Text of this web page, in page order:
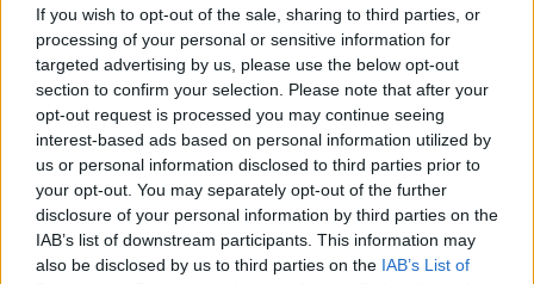
If you wish to opt-out of the sale, sharing to third parties, or
processing of your personal or sensitive information for
targeted advertising by us, please use the below opt-out
section to confirm your selection. Please note that after your
opt-out request is processed you may continue seeing
interest-based ads based on personal information utilized by
us or personal information disclosed to third parties prior to
your opt-out. You may separately opt-out of the further
disclosure of your personal information by third parties on the
IAB’s list of downstream participants. This information may
also be disclosed by us to third parties on the IAB’s List of
Žiūrimiausi įrašai
00:00:49
Pateikė daugiau detalių apie iš tėvų paimtus šešis
vaikus: jiems kilusi grėsmė
Žinios Lietuvos diena